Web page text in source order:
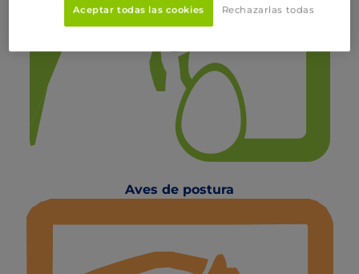
Aves de postura
Rechazarlas todas
Aceptar todas las cookies